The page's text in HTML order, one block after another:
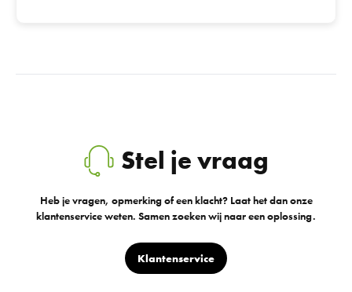
Stel je vraag
Heb je vragen, opmerking of een klacht? Laat het dan onze
klantenservice weten. Samen zoeken wij naar een oplossing.
Klantenservice